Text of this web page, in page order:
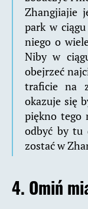
Zhangjiajie
park w
niego o
Niby w
obejrzeć
traficie na
okazuje się
piękno tego
odbyć by tu
zostać w
4. Omiń